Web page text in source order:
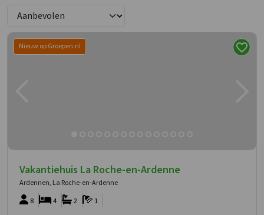
Nieuw op Groepen.nl
Vakantiehuis La Roche-en-Ardenne
Ardennen, La Roche-en-Ardenne
8
1
2
4